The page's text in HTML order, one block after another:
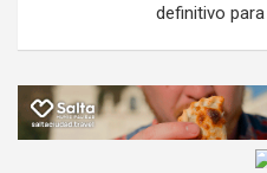
definitivo